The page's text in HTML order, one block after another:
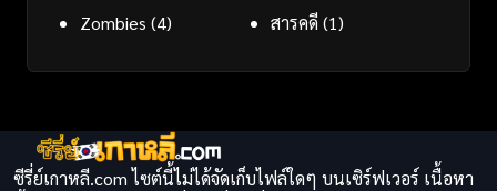
Zombies (4) สารคดี(1)
ซีรี่ย์เกาหลี.com ไซต์นี้ไม่ได้จัดเก็บไฟล์ใดๆ บนเซิร์ฟเวอร์ เนื้อหา